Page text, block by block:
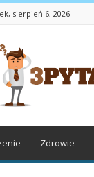
sierpień 6, 2026
3pytania.pl
Zdrowie